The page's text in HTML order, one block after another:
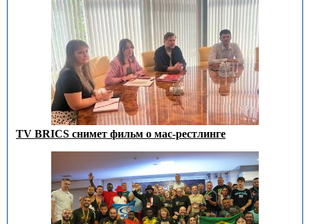
TV BRICS снимет фильм о мас-рестлинге